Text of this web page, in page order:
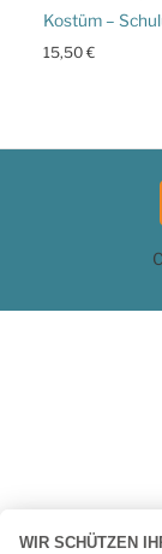
Kostüm –
15,50€